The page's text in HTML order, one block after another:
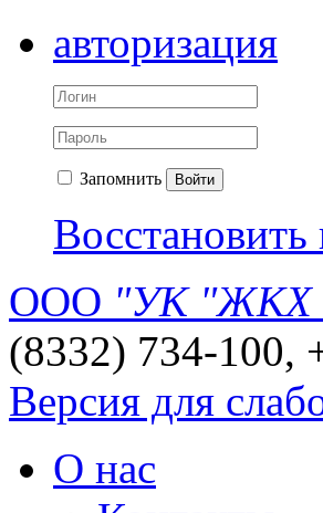
авторизация
Запомнить Войти
Восстановить
ООО "УК "ЖКХ
(8332) 734-100,
Версия для
О нас